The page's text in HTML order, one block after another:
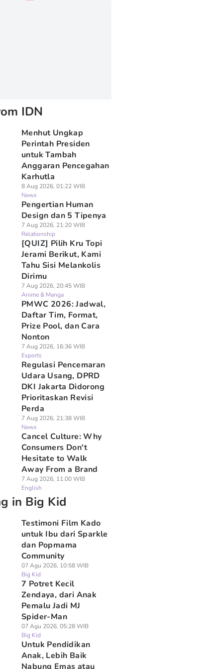
IDN
Menhut Ungkap
Perintah Presiden
untuk Tambah
Anggaran Pencegahan
Karhutla
8 Aug 2026, 01:22 WIB
News
Pengertian Human
Design dan 5 Tipenya
7 Aug 2026, 21:20 WIB
Relationship
[QUIZ] Pilih Kru Topi
Jerami Berikut, Kami
Tahu Sisi Melankolis
Dirimu
7 Aug 2026, 20:45 WIB
Anime & Manga
PMWC 2026: Jadwal,
Daftar Tim, Format,
Prize Pool, dan Cara
Nonton
7 Aug 2026, 16:36 WIB
Esports
Regulasi Pencemaran
Udara Usang, DPRD
DKI Jakarta Didorong
Prioritaskan Revisi
Perda
7 Aug 2026, 21:38 WIB
News
Cancel Culture: Why
Consumers Don't
Hesitate to Walk
Away From a Brand
7 Aug 2026, 11:00 WIB
English
in Big Kid
Testimoni Film Kado
untuk Ibu dari Sparkle
dan Popmama
Community
07 Agu 2026, 10:58 WIB
Big Kid
7 Potret Kecil
Zendaya, dari Anak
Pemalu Jadi MJ
Spider-Man
07 Agu 2026, 05:28 WIB
Big Kid
Untuk Pendidikan
Anak, Lebih Baik
Nabung Emas atau